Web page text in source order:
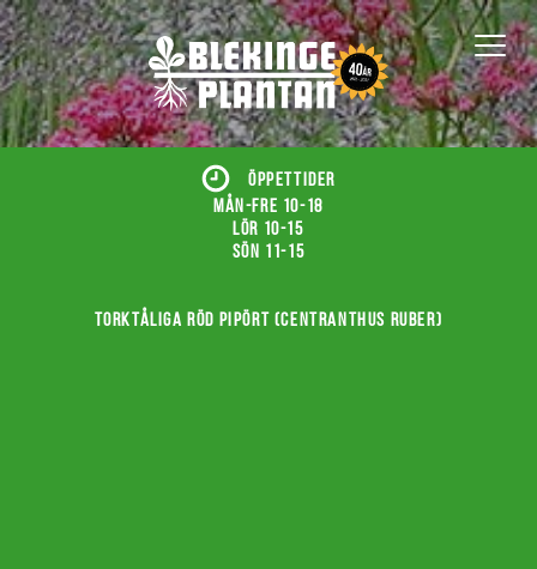
ÖPPETTIDER
Mån-fre 10-18
Lör 10-15
Sön 11-15
Torktåliga röd pipört (Centranthus ruber)